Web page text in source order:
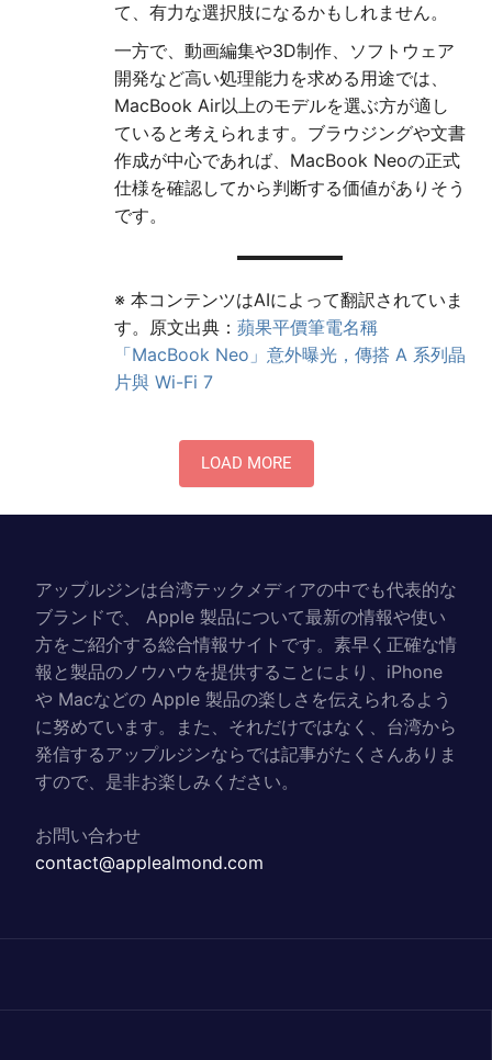
て、有力な選択肢になるかもしれません。
一方で、動画編集や3D制作、ソフトウェア
開発など高い処理能力を求める用途では、
MacBook Air以上のモデルを選ぶ方が適し
ていると考えられます。ブラウジングや文書
作成が中心であれば、MacBook Neoの正式
仕様を確認してから判断する価値がありそう
です。
※ 本コンテンツはAIによって翻訳されていま
す。原文出典： 蘋果平價筆電名稱
「MacBook Neo」意外曝光，傳搭 A 系列晶
片與 Wi-Fi 7
LOAD MORE
アップルジンは台湾テックメディアの中でも代表的な
ブランドで、 Apple 製品について最新の情報や使い
方をご紹介する総合情報サイトです。素早く正確な情
報と製品のノウハウを提供することにより、iPhone
や Macなどの Apple 製品の楽しさを伝えられるよう
に努めています。また、それだけではなく、台湾から
発信するアップルジンならでは記事がたくさんありま
すので、是非お楽しみください。
お問い合わせ
contact@applealmond.com